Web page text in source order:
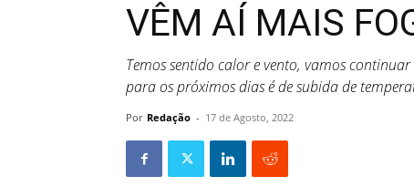
VÊM AÍ MAIS
Temos sentido calor e vento, vamos
para os próximos dias é de subida de
Por Redação - 17 de Agosto, 2022